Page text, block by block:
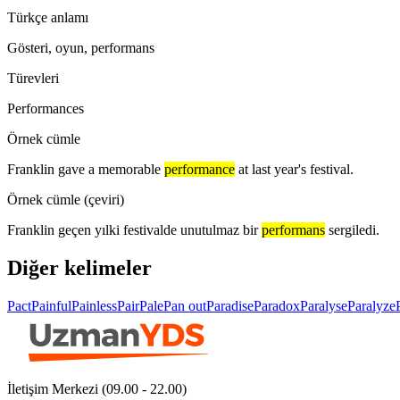
Türkçe anlamı
Gösteri, oyun, performans
Türevleri
Performances
Örnek cümle
Franklin gave a memorable performance at last year's festival.
Örnek cümle (çeviri)
Franklin geçen yılki festivalde unutulmaz bir performans sergiledi.
Diğer kelimeler
PactPainfulPainlessPairPalePan outParadiseParadoxParalyseParalyze
İletişim Merkezi (09.00 - 22.00)